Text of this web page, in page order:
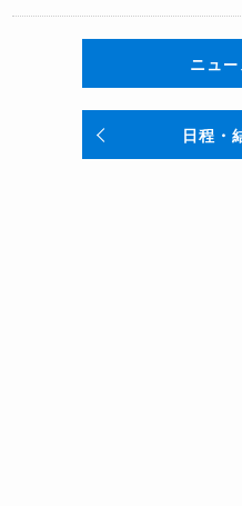
ニュ
日程・